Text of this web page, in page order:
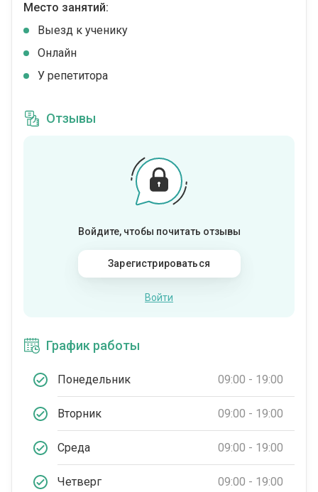
Место занятий:
Выезд к ученику
Онлайн
У репетитора
Отзывы
Войдите, чтобы почитать отзывы
Зарегистрироваться
Войти
График работы
Понедельник 09:00 - 19:00
Вторник 09:00 - 19:00
Среда 09:00 - 19:00
Четверг 09:00 - 19:00